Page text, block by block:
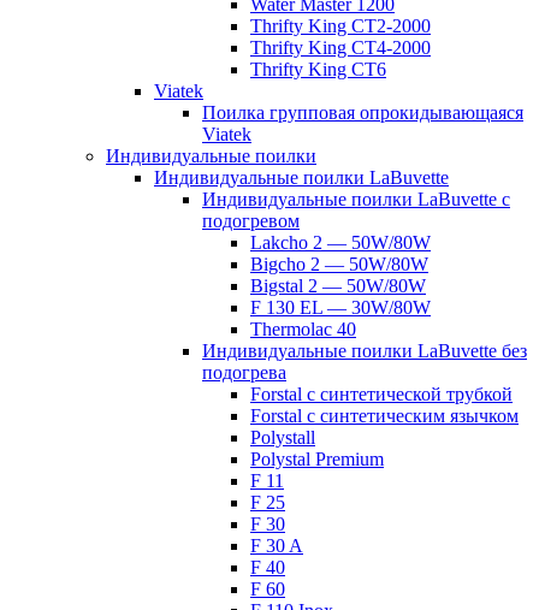
Thrifty King CT2-2000
Thrifty King CT4-2000
Thrifty King CT6
Viatek
Поилка групповая опрокидывающаяся
Viatek
Индивидуальные поилки
Индивидуальные поилки LaBuvette
Индивидуальные поилки LaBuvette с
подогревом
Lakcho 2 — 50W/80W
Bigcho 2 — 50W/80W
Bigstal 2 — 50W/80W
F 130 EL — 30W/80W
Thermolac 40
Индивидуальные поилки LaBuvette без
подогрева
Forstal с синтетической трубкой
Forstal с синтетическим язычком
Polystall
Polystal Premium
F 11
F 25
F 30
F 30 A
F 40
F 60